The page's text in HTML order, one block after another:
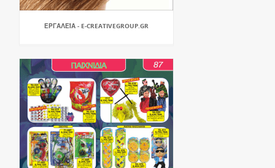
ΕΡΓΑΛΕΊΑ - E-CREATIVEGROUP.GR